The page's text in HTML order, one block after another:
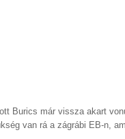
Burics már vissza akart
van rá a zágrábi EB-n,